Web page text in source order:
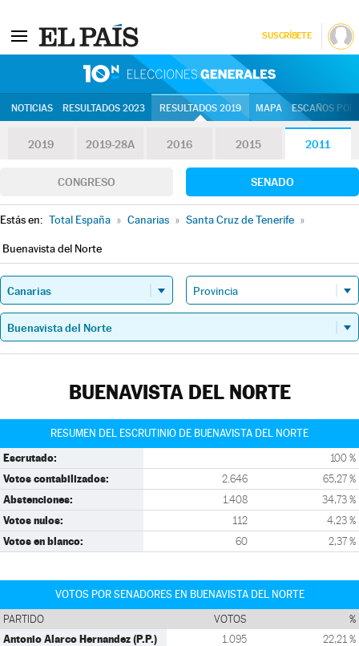
SUSCRÍBETE
NOTICIAS RESULTADOS 2023 RESULTADOS 2019 MAPA ESCAÑOS
2019 2019-28A 2016 2015 2011
CONGRESO SENADO
Estás en: Total España » Canarias » Santa Cruz de Tenerife »
Buenavista del Norte
BUENAVISTA DEL NORTE
RESUMEN DEL ESCRUTINIO DE BUENAVISTA DEL NORTE
Escrutado: 100 %
Votos contabilizados: 2.646 65,27 %
Abstenciones: 1.408 34,73 %
Votos nulos: 112 4,23 %
Votos en blanco: 60 2,37 %
VOTOS POR SENADORES EN BUENAVISTA DEL NORTE
PARTIDO VOTOS %
Antonio Alarco Hernandez (P.P.) 1.095 22,21 %